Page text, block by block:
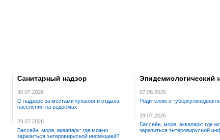
Санитарный надзор
30.07.2026
О надзоре за местами купания и отдыха
населения на водоёмах
29.07.2026
Бассейн, море, аквапарк: где можно
заразиться энтеровирусной инфекцией?
Эпидемиологический
07.08.2026
Родителям о
29.07.2026
Бассейн, море, аквапарк: где
заразиться энтеровирусной